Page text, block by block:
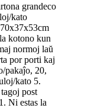
grandeco
kato
kotono kun
normoj laŭ
por porti kaj
pakaĵo, 20,
kato 5.
post
Ni estas la